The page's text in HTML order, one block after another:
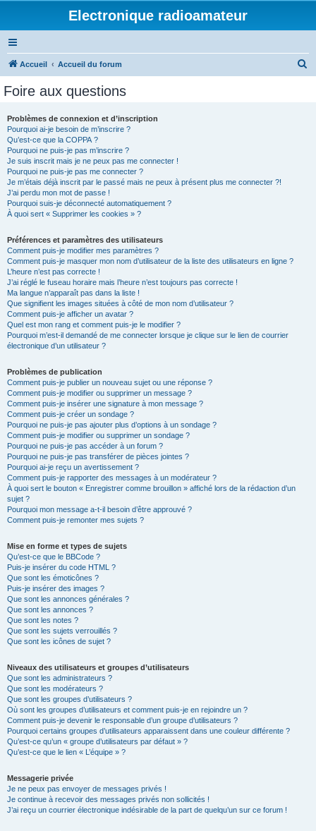
Electronique radioamateur
Accueil Accueil du forum
Foire aux questions
Problèmes de connexion et d’inscription
Pourquoi ai-je besoin de m’inscrire ?
Qu’est-ce que la COPPA ?
Pourquoi ne puis-je pas m’inscrire ?
Je suis inscrit mais je ne peux pas me connecter !
Pourquoi ne puis-je pas me connecter ?
Je m’étais déjà inscrit par le passé mais ne peux à présent plus me connecter ?!
J’ai perdu mon mot de passe !
Pourquoi suis-je déconnecté automatiquement ?
À quoi sert « Supprimer les cookies » ?
Préférences et paramètres des utilisateurs
Comment puis-je modifier mes paramètres ?
Comment puis-je masquer mon nom d’utilisateur de la liste des utilisateurs en ligne ?
L’heure n’est pas correcte !
J’ai réglé le fuseau horaire mais l’heure n’est toujours pas correcte !
Ma langue n’apparaît pas dans la liste !
Que signifient les images situées à côté de mon nom d’utilisateur ?
Comment puis-je afficher un avatar ?
Quel est mon rang et comment puis-je le modifier ?
Pourquoi m’est-il demandé de me connecter lorsque je clique sur le lien de courrier
électronique d’un utilisateur ?
Problèmes de publication
Comment puis-je publier un nouveau sujet ou une réponse ?
Comment puis-je modifier ou supprimer un message ?
Comment puis-je insérer une signature à mon message ?
Comment puis-je créer un sondage ?
Pourquoi ne puis-je pas ajouter plus d’options à un sondage ?
Comment puis-je modifier ou supprimer un sondage ?
Pourquoi ne puis-je pas accéder à un forum ?
Pourquoi ne puis-je pas transférer de pièces jointes ?
Pourquoi ai-je reçu un avertissement ?
Comment puis-je rapporter des messages à un modérateur ?
À quoi sert le bouton « Enregistrer comme brouillon » affiché lors de la rédaction d’un
sujet ?
Pourquoi mon message a-t-il besoin d’être approuvé ?
Comment puis-je remonter mes sujets ?
Mise en forme et types de sujets
Qu’est-ce que le BBCode ?
Puis-je insérer du code HTML ?
Que sont les émoticônes ?
Puis-je insérer des images ?
Que sont les annonces générales ?
Que sont les annonces ?
Que sont les notes ?
Que sont les sujets verrouillés ?
Que sont les icônes de sujet ?
Niveaux des utilisateurs et groupes d’utilisateurs
Que sont les administrateurs ?
Que sont les modérateurs ?
Que sont les groupes d’utilisateurs ?
Où sont les groupes d’utilisateurs et comment puis-je en rejoindre un ?
Comment puis-je devenir le responsable d’un groupe d’utilisateurs ?
Pourquoi certains groupes d’utilisateurs apparaissent dans une couleur différente ?
Qu’est-ce qu’un « groupe d’utilisateurs par défaut » ?
Qu’est-ce que le lien « L’équipe » ?
Messagerie privée
Je ne peux pas envoyer de messages privés !
Je continue à recevoir des messages privés non sollicités !
J’ai reçu un courrier électronique indésirable de la part de quelqu’un sur ce forum !